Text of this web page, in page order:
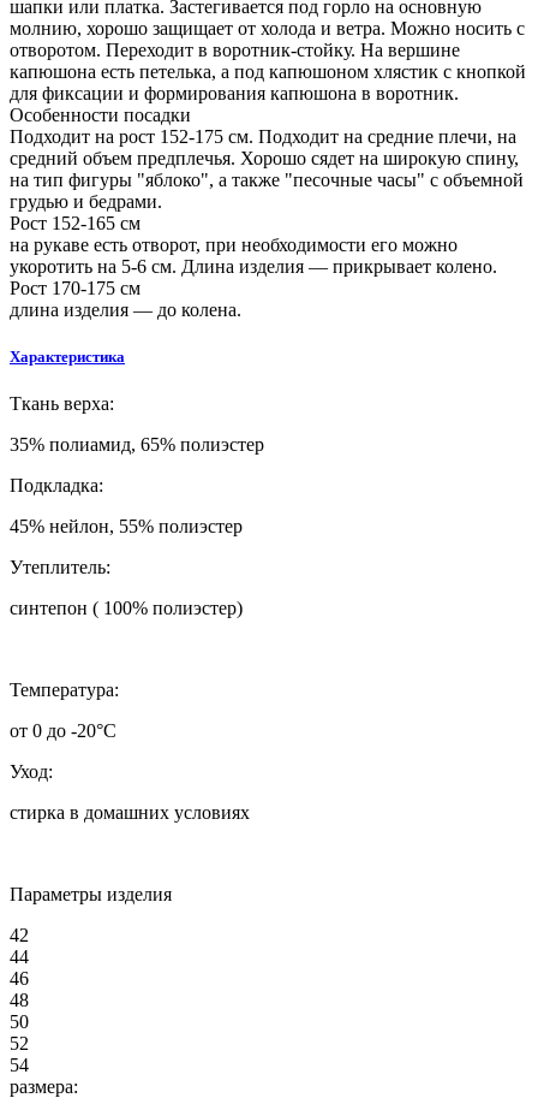
шапки или платка. Застегивается под горло на основную
молнию, хорошо защищает от холода и ветра. Можно носить с
отворотом. Переходит в воротник-стойку. На вершине
капюшона есть петелька, а под капюшоном хлястик с кнопкой
для фиксации и формирования капюшона в воротник.
Особенности посадки
Подходит на рост 152-175 см. Подходит на средние плечи, на
средний объем предплечья. Хорошо сядет на широкую спину,
на тип фигуры "яблоко", а также "песочные часы" с объемной
грудью и бедрами.
Рост 152-165 см
на рукаве есть отворот, при необходимости его можно
укоротить на 5-6 см. Длина изделия — прикрывает колено.
Рост 170-175 см
длина изделия — до колена.
Характеристика
Ткань верха:
35% полиамид, 65% полиэстер
Подкладка:
45% нейлон, 55% полиэстер
Утеплитель:
синтепон ( 100% полиэстер)
Температура:
от 0 до -20°C
Уход:
стирка в домашних условиях
Параметры изделия
42
44
46
48
50
52
54
размера: